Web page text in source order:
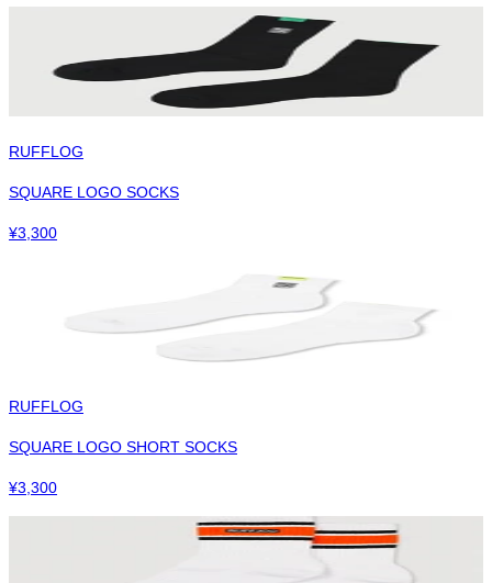
RUFFLOG
SQUARE LOGO SOCKS
¥3,300
RUFFLOG
SQUARE LOGO SHORT SOCKS
¥3,300